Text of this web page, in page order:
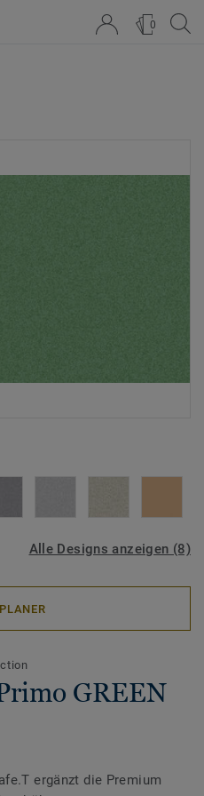
0
Alle Designs anzeigen (8)
GREEN
ergänzt die Premium